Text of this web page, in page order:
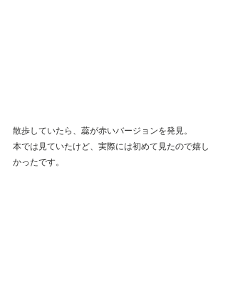
散歩していたら、蕊が赤いバージョンを発見。
本では見ていたけど、実際には初めて見たので嬉し
かったです。